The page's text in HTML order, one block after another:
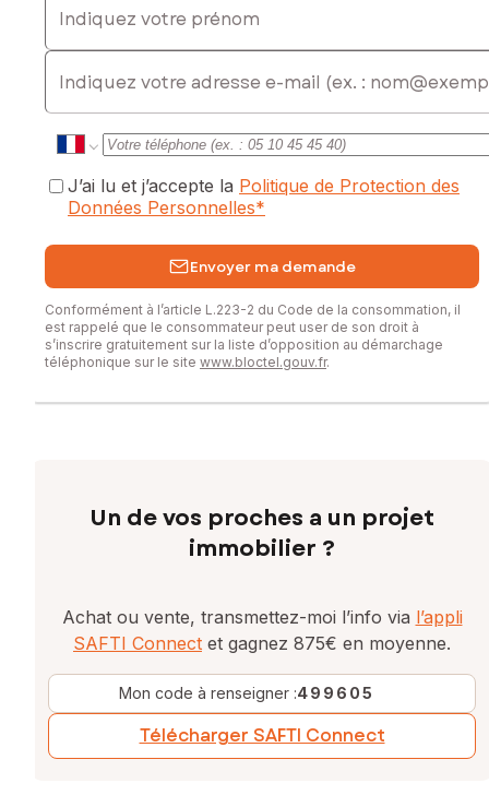
E-mail
J’ai lu et j’accepte la Politique de Protection des
Données Personnelles*
Envoyer ma demande
Conformément à l’article L.223-2 du Code de la consommation, il
est rappelé que le consommateur peut user de son droit à
s’inscrire gratuitement sur la liste d’opposition au démarchage
téléphonique sur le site www.bloctel.gouv.fr.
Un de vos proches a un projet
immobilier ?
Achat ou vente, transmettez-moi l’info via l’appli
SAFTI Connect et gagnez 875€ en moyenne.
Mon code à renseigner :499605
Télécharger SAFTI Connect